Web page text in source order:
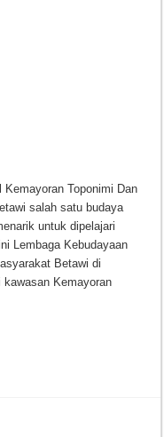
Toponimi Dan
salah satu budaya
untuk dipelajari
Lembaga Kebudayaan
Betawi di
Kemayoran